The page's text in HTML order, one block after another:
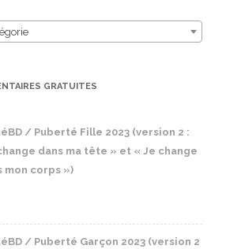
GRATUITES
/ Puberté Fille 2023 (version 2 :
dans ma tête » et « Je change
mon corps »)
/ Puberté Garçon 2023 (version 2